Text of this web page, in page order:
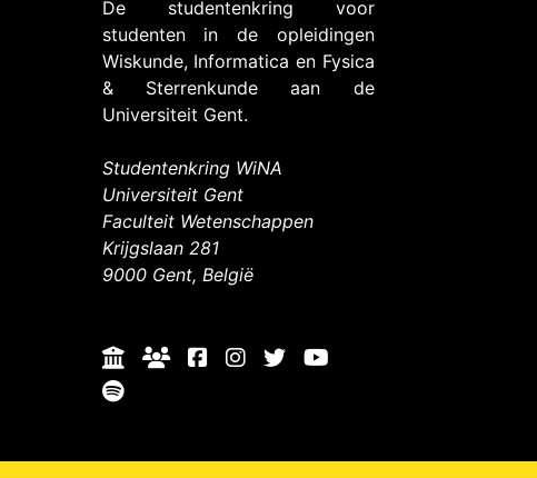
De studentenkring voor
studenten in de opleidingen
Wiskunde, Informatica en Fysica
& Sterrenkunde aan de
Universiteit Gent.
Studentenkring WiNA
Universiteit Gent
Faculteit Wetenschappen
Krijgslaan 281
9000 Gent, België